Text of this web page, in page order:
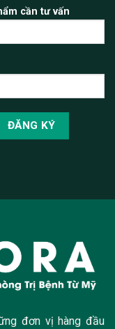
cần tư vấn
đơn vị hàng đầu